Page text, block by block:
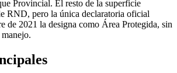
Provincial. El resto de la superficie
RND, pero la única declaratoria oficial
de 2021 la designa como Área Protegida, sin